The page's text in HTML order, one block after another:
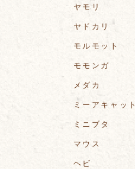
ヤモリ
ヤドカリ
モルモット
モモンガ
メダカ
ミーアキャット
ミニブタ
マウス
ヘビ